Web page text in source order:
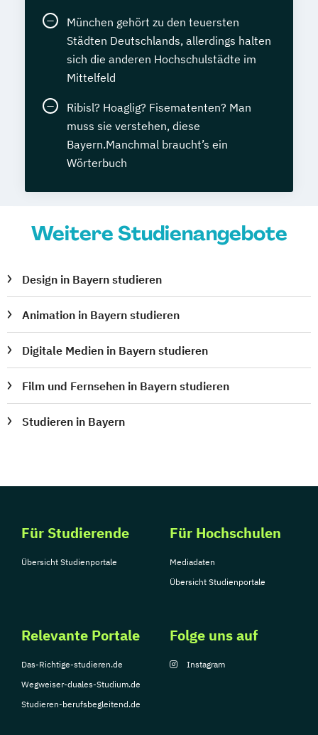
München gehört zu den teuersten
Städten Deutschlands, allerdings halten
sich die anderen Hochschulstädte im
Mittelfeld
Ribisl? Hoaglig? Fisematenten? Man
muss sie verstehen, diese
Bayern.Manchmal braucht’s ein
Wörterbuch
Weitere Studienangebote
Design in Bayern studieren
Animation in Bayern studieren
Digitale Medien in Bayern studieren
Film und Fernsehen in Bayern studieren
Studieren in Bayern
Für Studierende
Übersicht Studienportale
Für Hochschulen
Mediadaten
Übersicht Studienportale
Relevante Portale
Das-Richtige-studieren.de
Wegweiser-duales-Studium.de
Studieren-berufsbegleitend.de
Folge uns auf
Instagram